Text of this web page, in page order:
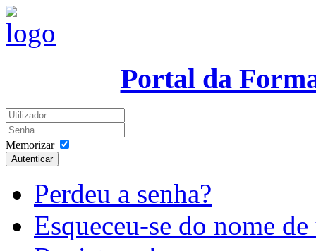
Portal da
Memorizar
Autenticar
Perdeu a senha?
Esqueceu-se do nome